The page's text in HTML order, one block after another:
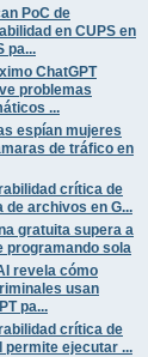
PoC de
en CUPS en
pa...
ChatGPT
problemas
...
espían mujeres
de tráfico en
crítica de
de archivos en G...
gratuita supera a
programando sola
revela cómo
usan
pa...
crítica de
permite ejecutar ...